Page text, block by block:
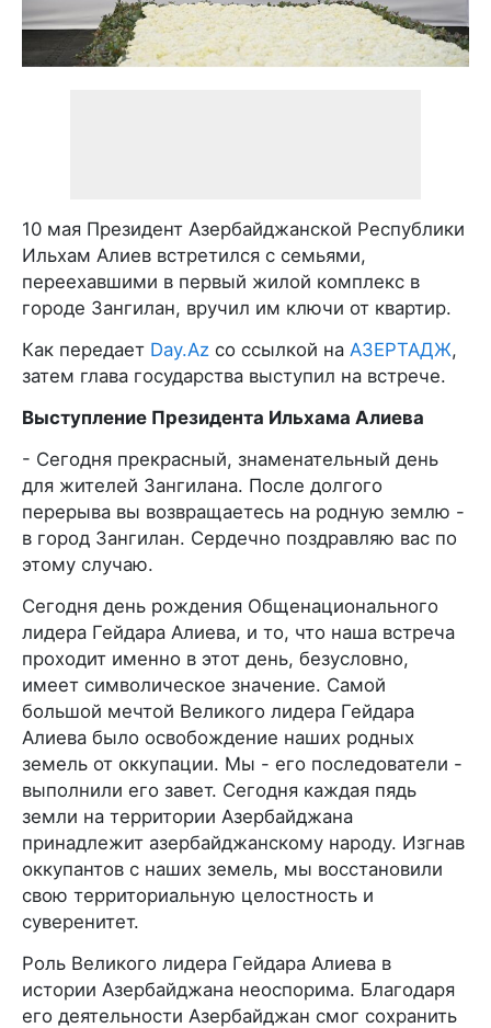
10 мая Президент Азербайджанской Республики
Ильхам Алиев встретился с семьями,
переехавшими в первый жилой комплекс в
городе Зангилан, вручил им ключи от квартир.
Как передает Day.Az со ссылкой на АЗЕРТАДЖ,
затем глава государства выступил на встрече.
Выступление Президента Ильхама Алиева
- Сегодня прекрасный, знаменательный день
для жителей Зангилана. После долгого
перерыва вы возвращаетесь на родную землю -
в город Зангилан. Сердечно поздравляю вас по
этому случаю.
Сегодня день рождения Общенационального
лидера Гейдара Алиева, и то, что наша встреча
проходит именно в этот день, безусловно,
имеет символическое значение. Самой
большой мечтой Великого лидера Гейдара
Алиева было освобождение наших родных
земель от оккупации. Мы - его последователи -
выполнили его завет. Сегодня каждая пядь
земли на территории Азербайджана
принадлежит азербайджанскому народу. Изгнав
оккупантов с наших земель, мы восстановили
свою территориальную целостность и
суверенитет.
Роль Великого лидера Гейдара Алиева в
истории Азербайджана неоспорима. Благодаря
его деятельности Азербайджан смог сохранить